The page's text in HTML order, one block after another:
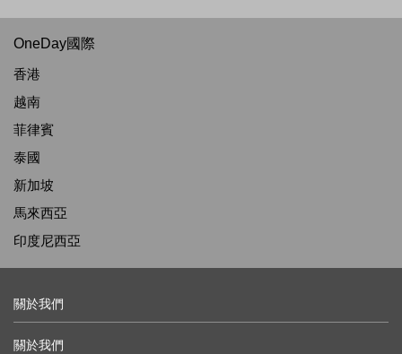
OneDay國際
香港
越南
菲律賓
泰國
新加坡
馬來西亞
印度尼西亞
關於我們
關於我們